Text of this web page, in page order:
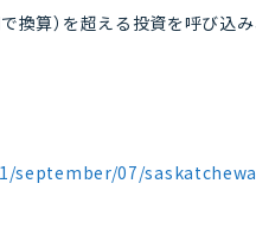
換算）を超える投資を呼び込
september/07/